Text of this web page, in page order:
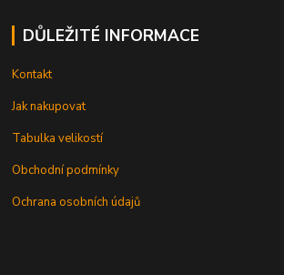
DŮLEŽITÉ INFORMACE
Kontakt
Jak nakupovat
Tabulka velikostí
Obchodní podmínky
Ochrana osobních údajů